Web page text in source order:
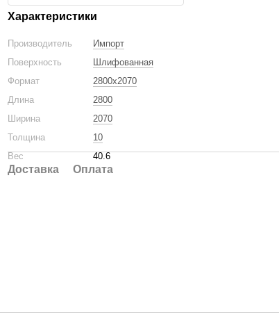
Характеристики
Производитель
Импорт
Поверхность
Шлифованная
Формат
2800x2070
Длина
2800
Ширина
2070
Толщина
10
Вес
40.6
Доставка Оплата